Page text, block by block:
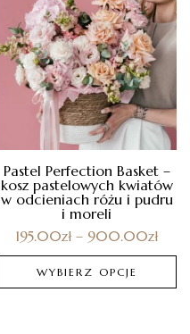
Pastel Perfection Basket –
kosz pastelowych kwiatów
w odcieniach różu i pudru
i moreli
195.00zł – 900.00zł
WYBIERZ OPCJE